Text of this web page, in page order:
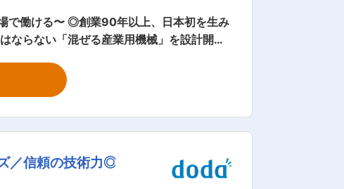
で働ける〜 ◎創業90年以上、日本初を生み
ならない「混ぜる産業用機械」を設計開発
のシステム課に
●具体的には… ・工場に
しては、医薬、化粧品、食品の分野は昔か
／信頼の技術力◎